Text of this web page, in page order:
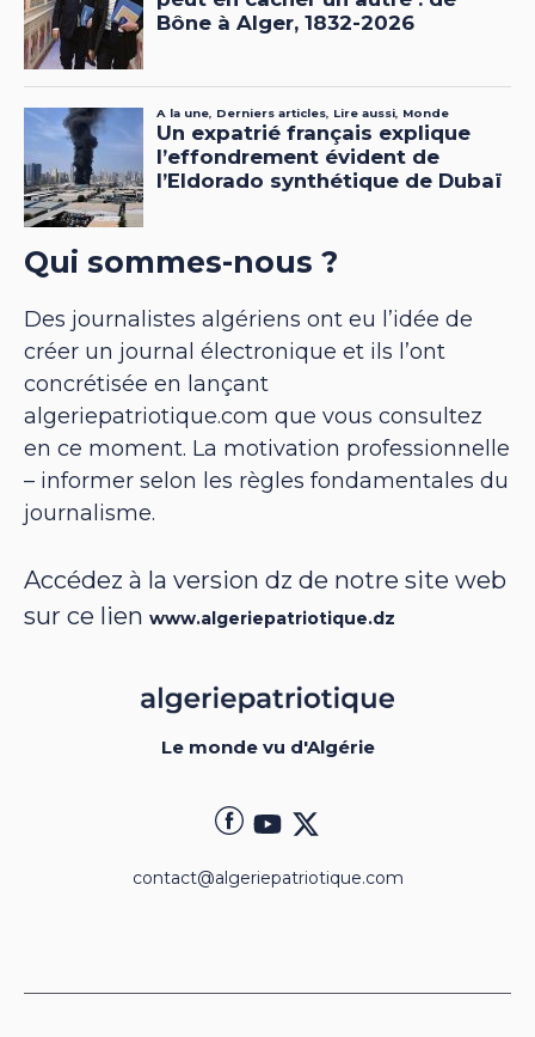
Qui sommes-nous ?
Des journalistes algériens ont eu l’idée de
créer un journal électronique et ils l’ont
concrétisée en lançant
algeriepatriotique.com que vous consultez
en ce moment. La motivation professionnelle
– informer selon les règles fondamentales du
journalisme.
Accédez à la version dz de notre site web
sur ce lien www.algeriepatriotique.dz
Le monde vu d'Algérie
contact@algeriepatriotique.com